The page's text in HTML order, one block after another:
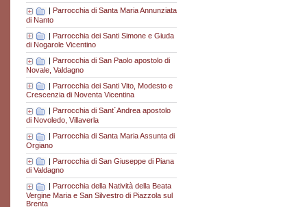
Parrocchia di Santa Maria Annunziata
di Nanto
| Parrocchia dei Santi Simone e Giuda
di Nogarole Vicentino
Parrocchia di San Paolo apostolo di
Novale, Valdagno
| Parrocchia dei Santi Vito, Modesto e
Crescenzia di Noventa Vicentina
Parrocchia di Sant´Andrea apostolo
di Novoledo, Villaverla
| Parrocchia di Santa Maria Assunta di
Orgiano
| Parrocchia di San Giuseppe di Piana
di Valdagno
| Parrocchia della Natività della Beata
Vergine Maria e San Silvestro di Piazzola sul
Brenta